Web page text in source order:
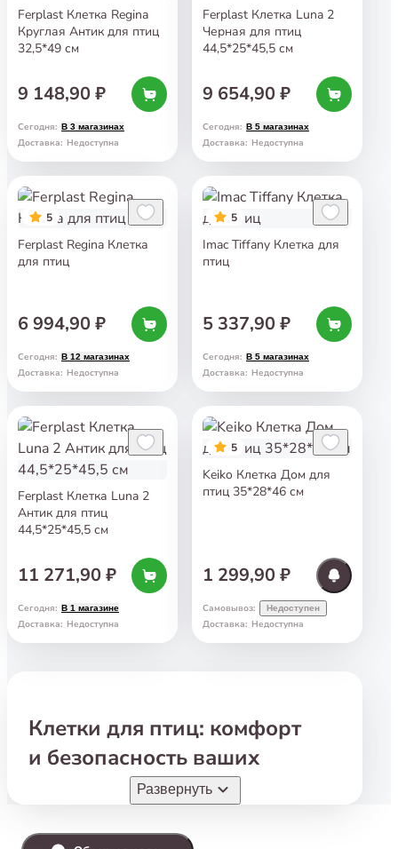
Ferplast Клетка Regina
Круглая Антик для птиц
32,5*49 см
9 148,90 ₽
Сегодня: В 3 магазинах
Доставка: Недоступна
Ferplast Клетка Luna 2
Черная для птиц
44,5*25*45,5 см
9 654,90 ₽
Сегодня: В 5 магазинах
Доставка: Недоступна
5
Ferplast Regina Клетка
для птиц
6 994,90 ₽
Сегодня: В 12 магазинах
Доставка: Недоступна
5
Imac Tiffany Клетка для
птиц
5 337,90 ₽
Сегодня: В 5 магазинах
Доставка: Недоступна
Ferplast Клетка Luna 2
Антик для птиц
44,5*25*45,5 см
11 271,90 ₽
Сегодня: В 1 магазине
Доставка: Недоступна
5
Keiko Клетка Дом для
птиц 35*28*46 см
1 299,90 ₽
Самовывоз: Недоступен
Доставка: Недоступна
Клетки для птиц: комфорт
и безопасность ваших
пернатых друзей
Развернуть